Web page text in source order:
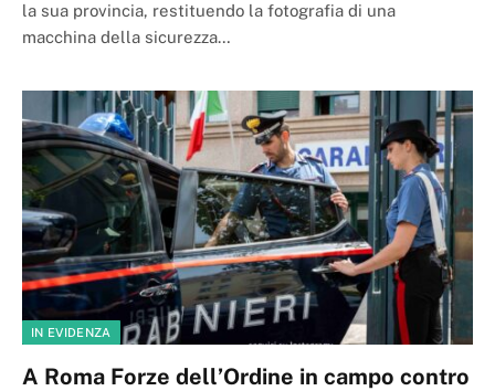
la sua provincia, restituendo la fotografia di una
macchina della sicurezza…
IN EVIDENZA
A Roma Forze dell’Ordine in campo contro